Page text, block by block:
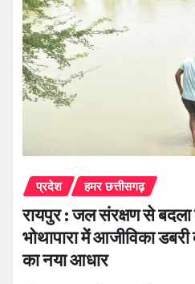
प्रदेश हमर छत्तीसगढ़
रायपुर : जल संरक्षण से
भोथापारा में आजीविका
का नया आधार